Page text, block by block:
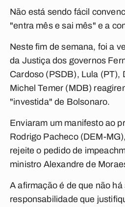
Não está sendo fácil
"entra mês e sai mês" e a
Neste fim de semana, foi a
da Justiça dos governos
Cardoso (PSDB), Lula (PT),
Michel Temer (MDB)
"investida" de Bolsonaro.
Enviaram um manifesto ao
Rodrigo Pacheco (DEM-
rejeite o pedido de
ministro Alexandre de
A afirmação é de que não
responsabilidade que